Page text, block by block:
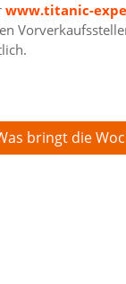
www.titanic-
bringt die